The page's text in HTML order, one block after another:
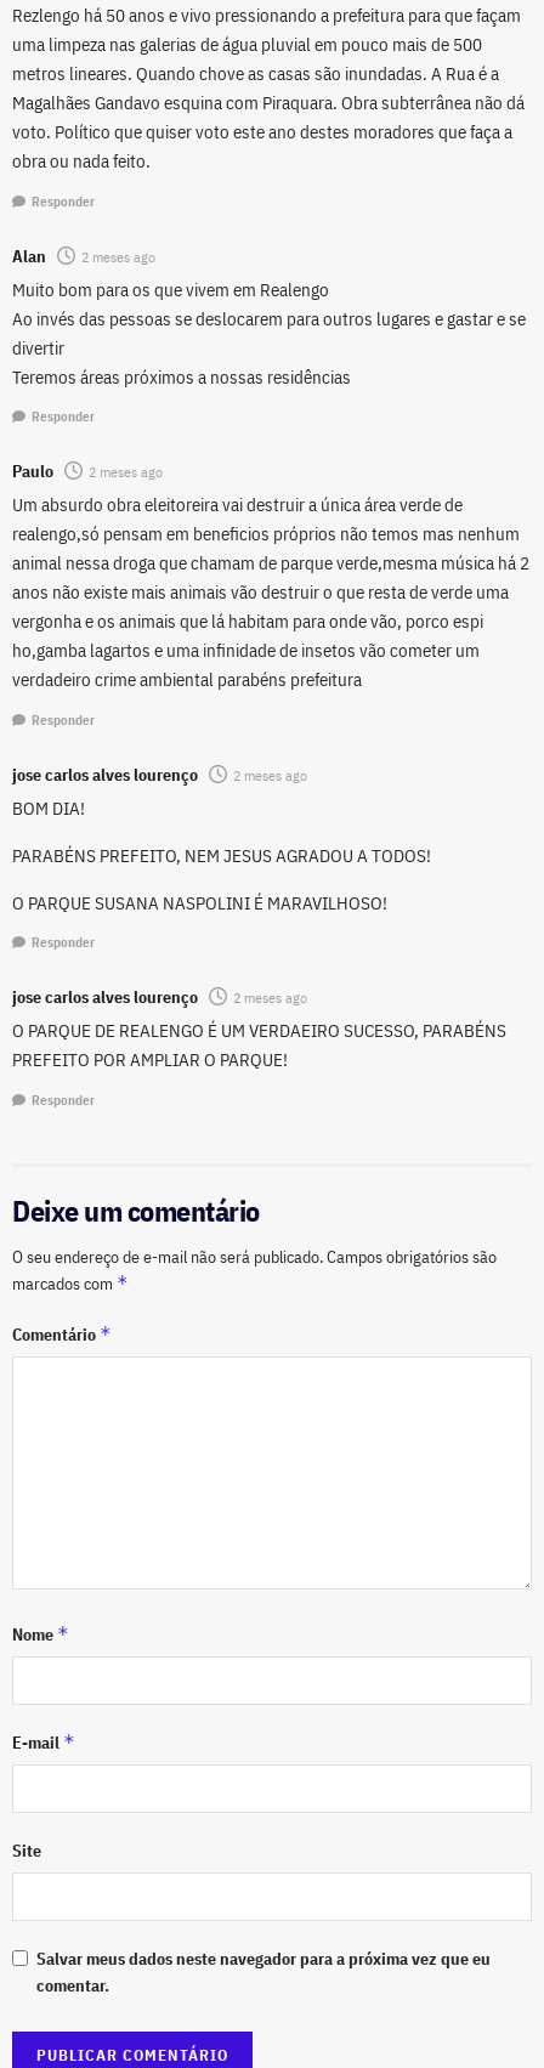
Rezlengo há 50 anos e vivo pressionando a prefeitura para que façam
uma limpeza nas galerias de água pluvial em pouco mais de 500
metros lineares. Quando chove as casas são inundadas. A Rua é a
Magalhães Gandavo esquina com Piraquara. Obra subterrânea não dá
voto. Político que quiser voto este ano destes moradores que faça a
obra ou nada feito.
Responder
Alan 2 meses ago
Muito bom para os que vivem em Realengo
Ao invés das pessoas se deslocarem para outros lugares e gastar e se
divertir
Teremos áreas próximos a nossas residências
Responder
Paulo 2 meses ago
Um absurdo obra eleitoreira vai destruir a única área verde de
realengo,só pensam em beneficios próprios não temos mas nenhum
animal nessa droga que chamam de parque verde,mesma música há 2
anos não existe mais animais vão destruir o que resta de verde uma
vergonha e os animais que lá habitam para onde vão, porco espi
ho,gamba lagartos e uma infinidade de insetos vão cometer um
verdadeiro crime ambiental parabéns prefeitura
Responder
jose carlos alves lourenço 2 meses ago
BOM DIA!
PARABÉNS PREFEITO, NEM JESUS AGRADOU A TODOS!
O PARQUE SUSANA NASPOLINI É MARAVILHOSO!
Responder
jose carlos alves lourenço 2 meses ago
O PARQUE DE REALENGO É UM VERDAEIRO SUCESSO, PARABÉNS
PREFEITO POR AMPLIAR O PARQUE!
Responder
Deixe um comentário
O seu endereço de e-mail não será publicado.Campos obrigatórios são
marcados com *
Comentário *
Nome *
E-mail *
Site
Salvar meus dados neste navegador para a próxima vez que eu
comentar.